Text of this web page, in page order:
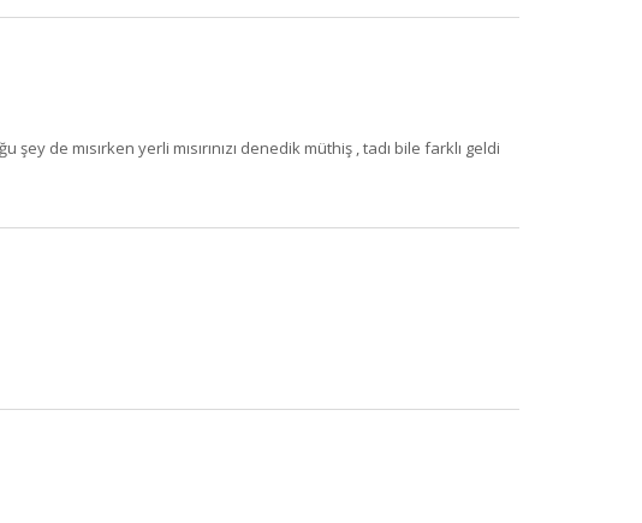
de mısırken yerli mısırınızı denedik müthiş , tadı bile farklı geldi